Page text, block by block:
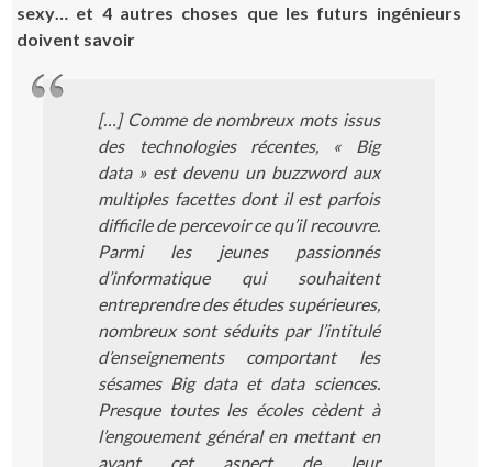
sexy… et 4 autres choses que les futurs ingénieurs
doivent savoir
[…] Comme de nombreux mots issus
des technologies récentes, « Big
data » est devenu un buzzword aux
multiples facettes dont il est parfois
difficile de percevoir ce qu’il recouvre.
Parmi les jeunes passionnés
d’informatique qui souhaitent
entreprendre des études supérieures,
nombreux sont séduits par l’intitulé
d’enseignements comportant les
sésames Big data et data sciences.
Presque toutes les écoles cèdent à
l’engouement général en mettant en
avant cet aspect de leur